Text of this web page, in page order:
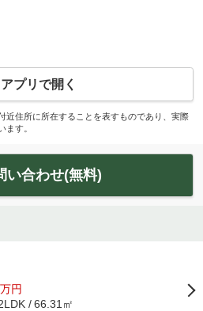
プリで開く
住所に所在することを表すものであり、実際
ます。
い合わせ(無料)
円
66.31㎡